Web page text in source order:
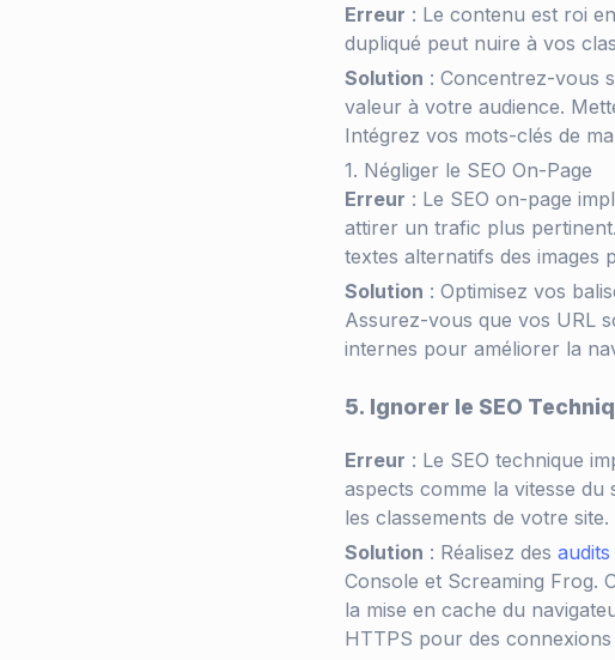
Erreur : Le contenu est roi
dupliqué peut nuire à vos
Solution : Concentrez-vous
valeur à votre audience.
Intégrez vos mots-clés de
Négliger le SEO On-Page
Erreur : Le SEO on-page
attirer un trafic plus
textes alternatifs des images
Solution : Optimisez vos
Assurez-vous que vos URL
internes pour améliorer la
5. Ignorer le SEO
Erreur : Le SEO technique
aspects comme la vitesse
les classements de votre site.
Solution : Réalisez des
Console et Screaming Frog.
la mise en cache du
HTTPS pour des connexions